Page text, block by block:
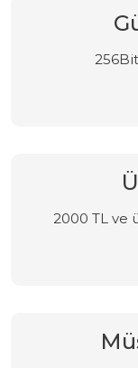
2000 TL ve